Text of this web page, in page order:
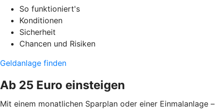
So funktioniert's
Konditionen
Sicherheit
Chancen und Risiken
Geldanlage finden
Ab 25 Euro einsteigen
Mit einem monatlichen Sparplan oder einer Einmalanlage –